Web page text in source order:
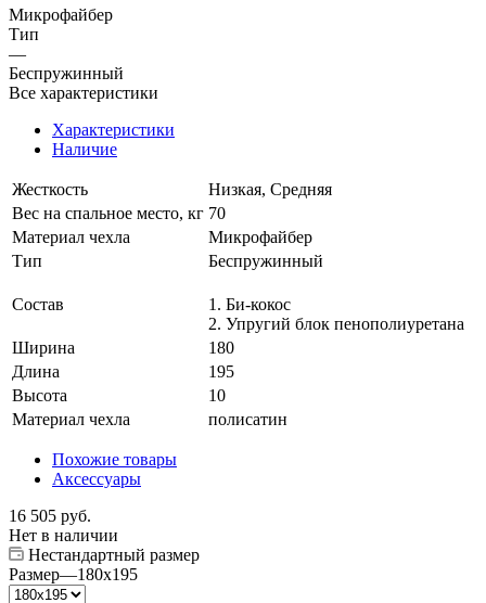
Микрофайбер
Тип
—
Беспружинный
Все характеристики
Характеристики
Наличие
Жесткость
Низкая, Средняя
Вес на спальное место, кг 70
Материал чехла
Микрофайбер
Тип
Беспружинный
Состав
1. Би-кокос
2. Упругий блок пенополиуретана
Ширина
180
Длина
195
Высота
10
Материал чехла
полисатин
Похожие товары
Аксессуары
16 505 руб.
Нет в наличии
Нестандартный размер
Размер—180x195